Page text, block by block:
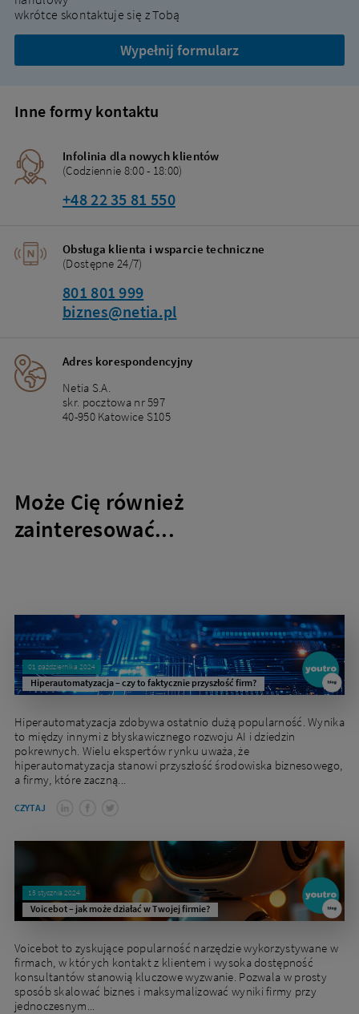
wkrótce skontaktuje się z Tobą
Wypełnij formularz
Inne formy kontaktu
Infolinia dla nowych klientów
(Codziennie 8:00 - 18:00)
+48 22 35 81 550
Obsługa klienta i wsparcie techniczne
(Dostępne 24/7)
801 801 999
biznes@netia.pl
Adres korespondencyjny
Netia S.A.
skr. pocztowa nr 597
40-950 Katowice S105
Może Cię również
zainteresować...
01 października 2024
Hiperautomatyzacja – czy to faktycznie przyszłość firm?
Hiperautomatyzacja zdobywa ostatnio dużą popularność. Wynika
to między innymi z błyskawicznego rozwoju AI i dziedzin
pokrewnych. Wielu ekspertów rynku uważa, że
hiperautomatyzacja stanowi przyszłość środowiska biznesowego,
a firmy, które zaczną...
CZYTAJ
15 stycznia 2024
Voicebot – jak może działać w Twojej firmie?
Voicebot to zyskujące popularność narzędzie wykorzystywane w
firmach, w których kontakt z klientem i wysoka dostępność
konsultantów stanowią kluczowe wyzwanie. Pozwala w prosty
sposób skalować biznes i maksymalizować wyniki firmy przy
jednoczesnym...